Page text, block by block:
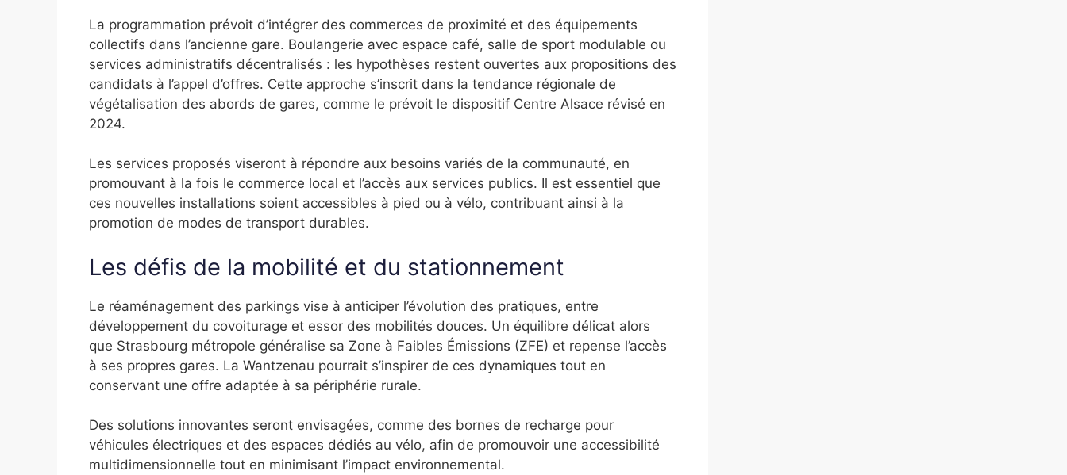
La programmation prévoit d’intégrer des commerces de proximité et des équipements
collectifs dans l’ancienne gare. Boulangerie avec espace café, salle de sport modulable ou
services administratifs décentralisés : les hypothèses restent ouvertes aux propositions des
candidats à l’appel d’offres. Cette approche s’inscrit dans la tendance régionale de
végétalisation des abords de gares, comme le prévoit le dispositif Centre Alsace révisé en
2024.
Les services proposés viseront à répondre aux besoins variés de la communauté, en
promouvant à la fois le commerce local et l’accès aux services publics. Il est essentiel que
ces nouvelles installations soient accessibles à pied ou à vélo, contribuant ainsi à la
promotion de modes de transport durables.
Les défis de la mobilité et du stationnement
Le réaménagement des parkings vise à anticiper l’évolution des pratiques, entre
développement du covoiturage et essor des mobilités douces. Un équilibre délicat alors
que Strasbourg métropole généralise sa Zone à Faibles Émissions (ZFE) et repense l’accès
à ses propres gares. La Wantzenau pourrait s’inspirer de ces dynamiques tout en
conservant une offre adaptée à sa périphérie rurale.
Des solutions innovantes seront envisagées, comme des bornes de recharge pour
véhicules électriques et des espaces dédiés au vélo, afin de promouvoir une accessibilité
multidimensionnelle tout en minimisant l’impact environnemental.